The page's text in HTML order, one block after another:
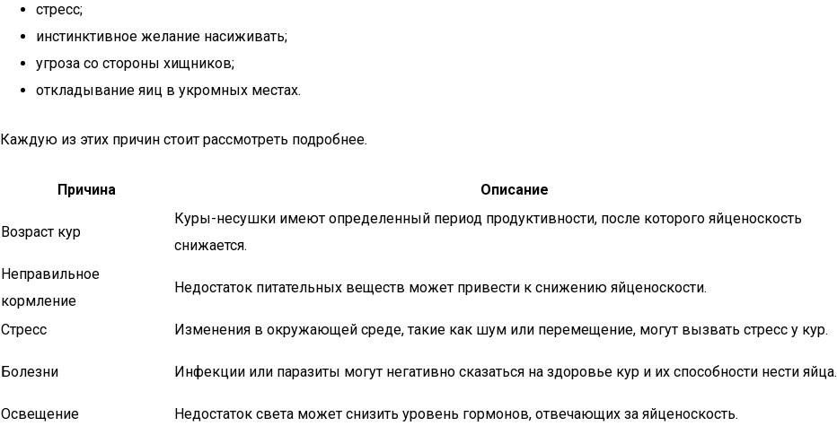
стресс;
инстинктивное желание насиживать;
угроза со стороны хищников;
откладывание яиц в укромных местах.
Каждую из этих причин стоит рассмотреть подробнее.
Причина Описание
Возраст кур
Куры-несушки имеют определенный период продуктивности, после которого яйценоскость
снижается.
Неправильное
кормление
Недостаток питательных веществ может привести к снижению яйценоскости.
Стресс Изменения в окружающей среде, такие как шум или перемещение, могут вызвать стресс у кур.
Болезни Инфекции или паразиты могут негативно сказаться на здоровье кур и их способности нести яйца.
Освещение
Недостаток света может снизить уровень гормонов, отвечающих за яйценоскость.